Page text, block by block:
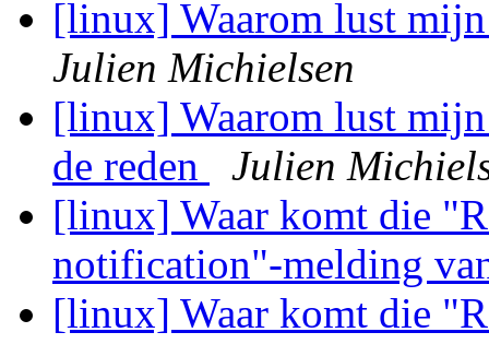
[linux] Waarom lust
Julien Michielsen
[linux] Waarom lust
de reden
Julien
[linux] Waar komt die
notification"-melding
[linux] Waar komt die